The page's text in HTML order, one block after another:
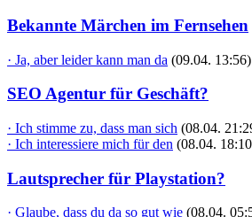
Bekannte Märchen im Fernsehen
· Ja, aber leider kann man da (09.04. 13:56)
SEO Agentur für Geschäft?
· Ich stimme zu, dass man sich (08.04.
· Ich interessiere mich für den (08.04.
Lautsprecher für Playstation?
· Glaube, dass du da so gut wie (08.04.